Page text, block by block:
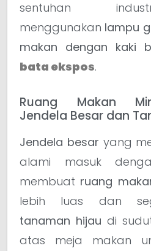
sentuhan
menggunakan lampu
makan dengan kaki
bata ekspos.
Ruang Makan
Jendela Besar dan
Jendela besar yang
alami masuk
membuat ruang
lebih luas dan
tanaman hijau di
atas meja makan